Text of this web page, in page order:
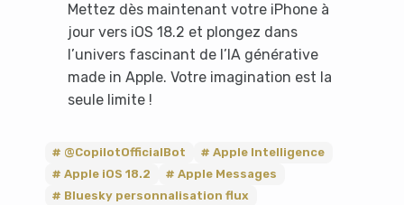
Mettez dès maintenant votre iPhone à
jour vers iOS 18.2 et plongez dans
l’univers fascinant de l’IA générative
made in Apple. Votre imagination est la
seule limite !
@CopilotOfficialBot
Apple Intelligence
Apple iOS 18.2
Apple Messages
Bluesky personnalisation flux
Yes, I will turn off Ad-Blocker
No Thanks